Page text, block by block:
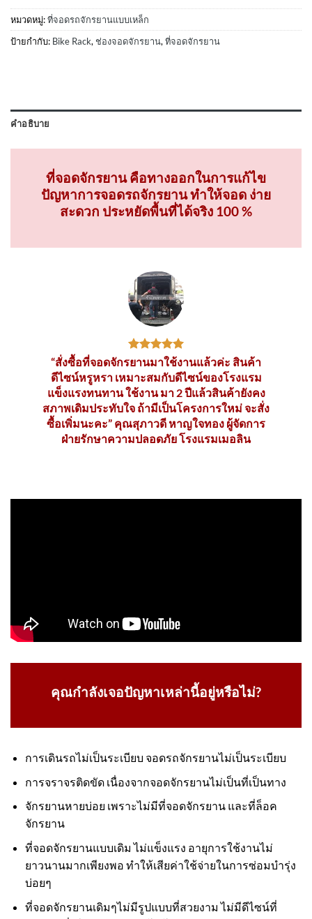
หมวดหมู่:ที่จอดรถจักรยานแบบเหล็ก
ป้ายกำกับ: Bike Rack,ช่องจอดจักรยาน,ที่จอดจักรยาน
คำอธิบาย
ที่จอดจักรยาน คือทางออกในการแก้ไข
ปัญหาการจอดรถจักรยาน ทำให้จอด ง่าย
สะดวก ประหยัดพื้นที่ได้จริง 100 %
“สั่งซื้อที่จอดจักรยานมาใช้งานแล้วค่ะ สินค้า
ดีไซน์หรูหรา เหมาะสมกับดีไซน์ของโรงแรม
แข็งแรงทนทาน ใช้งาน มา 2 ปีแล้วสินค้ายังคง
สภาพเดิมประทับใจ ถ้ามีเป็นโครงการใหม่ จะสั่ง
ซื้อเพิ่มนะคะ” คุณสุภาวดี หาญใจทอง ผู้จัดการ
ฝ่ายรักษาความปลอดภัย โรงแรมเมอลิน
คุณกำลังเจอปัญหาเหล่านี้อยู่หรือไม่?
การเดินรถไม่เป็นระเบียบ จอดรถจักรยานไม่เป็นระเบียบ
การจราจรติดขัด เนื่องจากจอดจักรยานไม่เป็นที่เป็นทาง
จักรยานหายบ่อย เพราะไม่มีที่จอดจักรยาน และที่ล็อค
จักรยาน
ที่จอดจักรยานแบบเดิม ไม่แข็งแรง อายุการใช้งานไม่
ยาวนานมากเพียงพอ ทำให้เสียค่าใช้จ่ายในการซ่อมบำรุ่ง
บ่อยๆ
ที่จอดจักรยานเดิมๆไม่มีรูปแบบที่สวยงาม ไม่มีดีไซน์ที่